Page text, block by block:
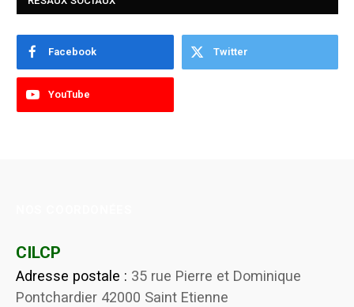
Facebook Twitter
YouTube
CILCP
Adresse postale : 35 rue Pierre et Dominique
Pontchardier 42000 Saint Etienne